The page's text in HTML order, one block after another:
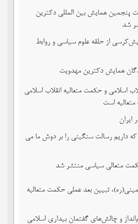
پنجمین همایش بین المللی دکترین
شد
از حلقه علوم سیاسی و روابط
همایش دکترین مهدویت
اسلامی و حکمت متعالیه انقلاب اسلامی
است
ایران
داریم رسالت سنگینی را بر دوش ما می
متعالی سیاسی منتشر شد
تبیین بعد عملی حکمت متعالیه
و چالش‌های گفتمان بیداری اسلامی